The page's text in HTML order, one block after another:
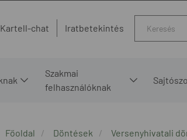
Kartell-chat Iratbetekintés
Szakmai
felhasználóknak
Főoldal Döntések Versenyhivatali